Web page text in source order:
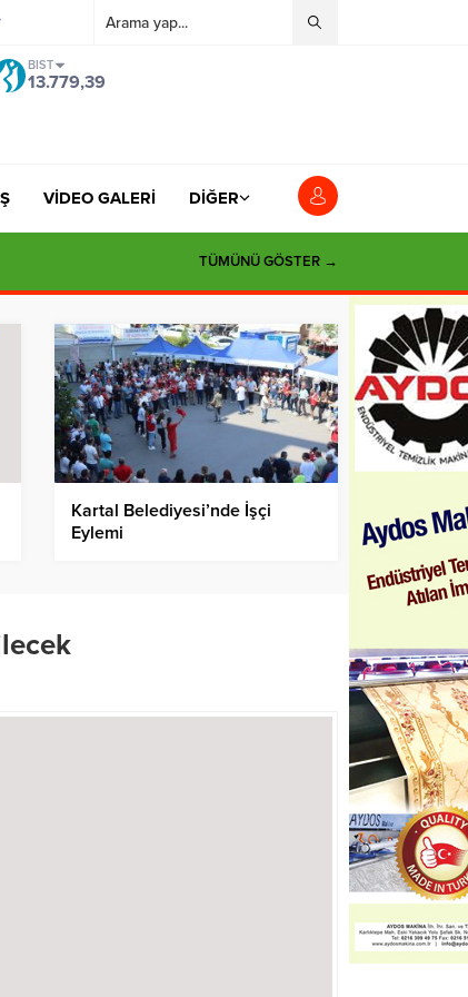
BIST
13.779,39
VİDEO GALERİ DİĞER
TÜMÜNÜ GÖSTER →
Kartal Belediyesi’nde İşçi
Eylemi